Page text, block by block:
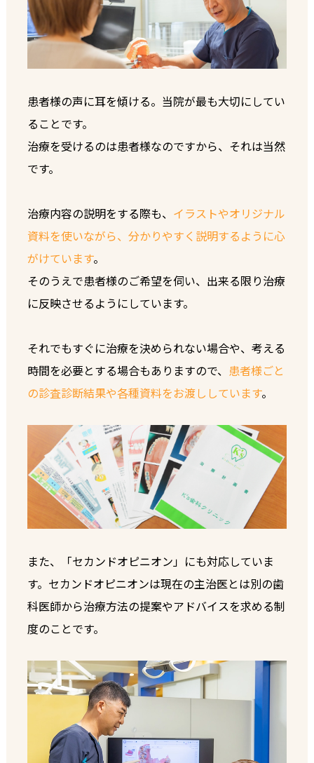
患者様の声に耳を傾ける。当院が最も大切にしてい
ることです。
治療を受けるのは患者様なのですから、それは当然
です。
治療内容の説明をする際も、 イラストやオリジナル
資料を使いながら、分かりやすく説明するように心
がけています。
そのうえで患者様のご希望を伺い、出来る限り治療
に反映させるようにしています。
それでもすぐに治療を決められない場合や、考える
時間を必要とする場合もありますので、 患者様ごと
の診査診断結果や各種資料をお渡ししています。
また、「セカンドオピニオン」にも対応していま
す。セカンドオピニオンは現在の主治医とは別の歯
科医師から治療方法の提案やアドバイスを求める制
度のことです。